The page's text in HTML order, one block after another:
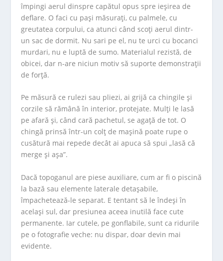
împingi aerul dinspre capătul opus spre ieșirea de
deflare. O faci cu pași măsurați, cu palmele, cu
greutatea corpului, ca atunci când scoți aerul dintr-
un sac de dormit. Nu sari pe el, nu te urci cu bocanci
murdari, nu e luptă de sumo. Materialul rezistă, de
obicei, dar n-are niciun motiv să suporte demonstrații
de forță.
Pe măsură ce rulezi sau pliezi, ai grijă ca chingile și
corzile să rămână în interior, protejate. Mulți le lasă
pe afară și, când cară pachetul, se agață de tot. O
chingă prinsă într-un colț de mașină poate rupe o
cusătură mai repede decât ai apuca să spui „lasă că
merge și așa”.
Dacă topoganul are piese auxiliare, cum ar fi o piscină
la bază sau elemente laterale detașabile,
împachetează-le separat. E tentant să le îndeși în
același sul, dar presiunea aceea inutilă face cute
permanente. Iar cutele, pe gonflabile, sunt ca ridurile
pe o fotografie veche: nu dispar, doar devin mai
evidente.